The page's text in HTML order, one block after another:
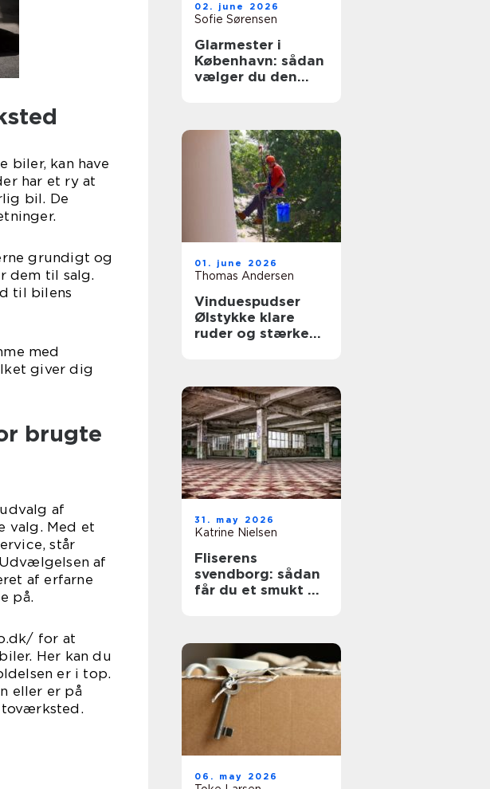
kan have
har et ry at
bil. De
grundigt og
dem til salg.
til bilens
med
giver dig
brugte
af
valg. Med et
står
af
af erfarne
på.
for at
Her kan du
er i top.
eller er på
02. june 2026
Sofie Sørensen
Glarmester i
København: sådan
vælger du den
01. june 2026
Thomas Andersen
Vinduespudser
Ølstykke klare
ruder og stærke
31. may 2026
Katrine Nielsen
Fliserens
svendborg: sådan
får du et smukt og
06. may 2026